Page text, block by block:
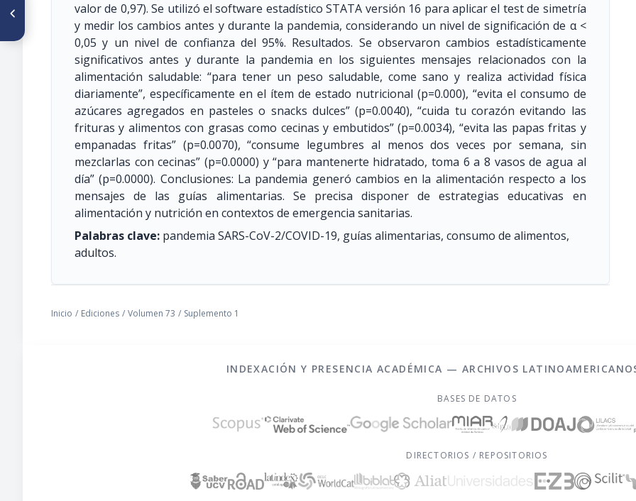
valor de 0,97). Se utilizó el software estadístico STATA versión 16 para aplicar el test de simetría
y medir los cambios antes y durante la pandemia, considerando un nivel de significación de α <
0,05 y un nivel de confianza del 95%. Resultados. Se observaron cambios estadísticamente
significativos antes y durante la pandemia en los siguientes mensajes relacionados con la
alimentación saludable: “para tener un peso saludable, come sano y realiza actividad física
diariamente”, específicamente en el ítem de estado nutricional (p=0.000), “evita el consumo de
azúcares agregados en pasteles o snacks dulces” (p=0.0040), “cuida tu corazón evitando las
frituras y alimentos con grasas como cecinas y embutidos” (p=0.0034), “evita las papas fritas y
empanadas fritas” (p=0.0070), “consume legumbres al menos dos veces por semana, sin
mezclarlas con cecinas” (p=0.0000) y “para mantenerte hidratado, toma 6 a 8 vasos de agua al
día” (p=0.0000). Conclusiones: La pandemia generó cambios en la alimentación respecto a los
mensajes de las guías alimentarias. Se precisa disponer de estrategias educativas en
alimentación y nutrición en contextos de emergencia sanitarias.
Palabras clave: pandemia SARS-CoV-2/COVID-19, guías alimentarias, consumo de alimentos,
adultos.
Inicio / Ediciones / Volumen 73 / Suplemento 1
O15 PROPUESTA DE UNA GUÍA
DE ALIMENTACIÓN BASADA EN
LA CRONONUTRICIÓN PARA
LA PREVENCIÓN Y
TRATAMIENTO DE LA
INDEXACIÓN Y PRESENCIA ACADÉMICA — ARCHIVOS
BASES DE DATOS
DIRECTORIOS / REPOSITORIOS